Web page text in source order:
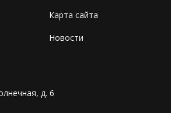
Карта сайта
Новости
д. 6